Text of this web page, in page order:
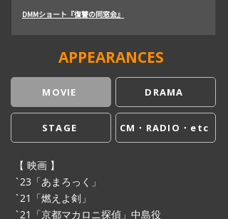
DMMショート『復讐の同窓会』
APPEARANCES
MOVIE DRAMA
STAGE CM・RADIO・etc
【 映画 】
`23「あまろっく」
`21「燃えよ剣」
`21「京都マカロニ探偵」中島役